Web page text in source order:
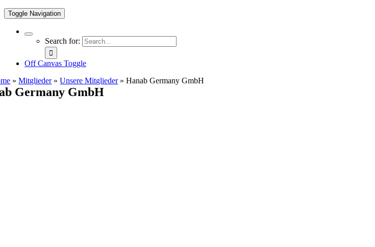
Toggle Navigation
Search for:
Off Canvas Toggle
»Mitglieder»Unsere Mitglieder»Hanab Germany GmbH
Germany GmbH